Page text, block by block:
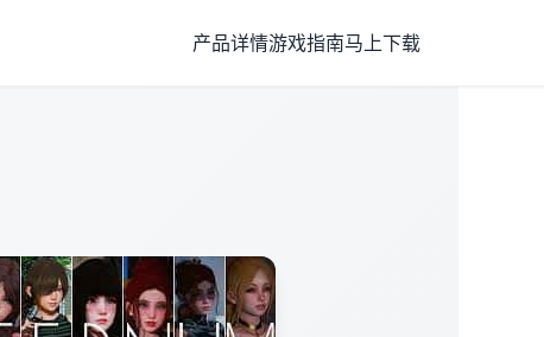
产品详情游戏指南马上下载